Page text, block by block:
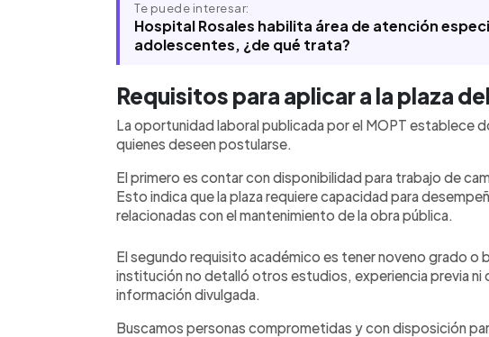
anuncio no detalla salario, horarios, ubicación
plazas disponibles, por lo que la información central
concentra en los requisitos básicos, el puesto
Te puede interesar:
Hospital Rosales habilita área de atención
adolescentes, ¿de qué trata?
Requisitos para aplicar a la plaza
La oportunidad laboral publicada por el MOPT establece
quienes deseen postularse.
El primero es contar con disponibilidad para trabajo de
Esto indica que la plaza requiere capacidad para
relacionadas con el mantenimiento de la obra pública.
El segundo requisito académico es tener noveno grado o
institución no detalló otros estudios, experiencia previa ni
información divulgada.
Buscamos personas comprometidas y con disposición